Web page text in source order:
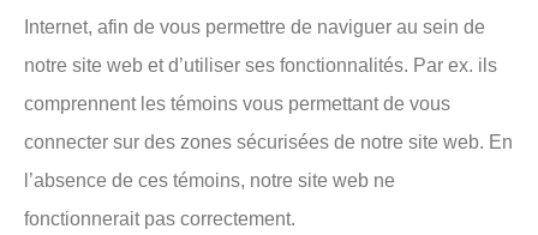
Internet, afin de vous permettre de naviguer au sein de
notre site web et d’utiliser ses fonctionnalités. Par ex. ils
comprennent les témoins vous permettant de vous
connecter sur des zones sécurisées de notre site web. En
l’absence de ces témoins, notre site web ne
fonctionnerait pas correctement.